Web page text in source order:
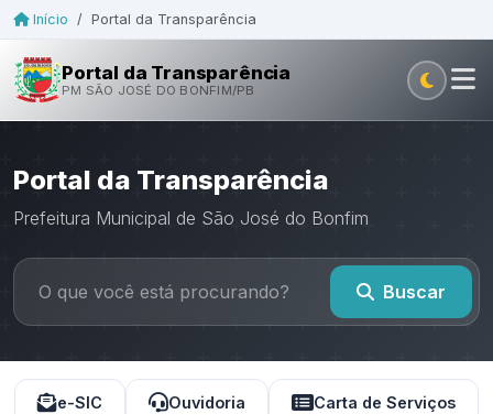
Início / Portal da Transparência
Portal da Transparência
PM SÃO JOSÉ DO BONFIM/PB
Portal da Transparência
Prefeitura Municipal de São José do Bonfim
Buscar
e-SIC Ouvidoria Carta de Serviços